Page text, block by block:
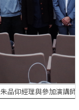
朱品仰經理與參加演講